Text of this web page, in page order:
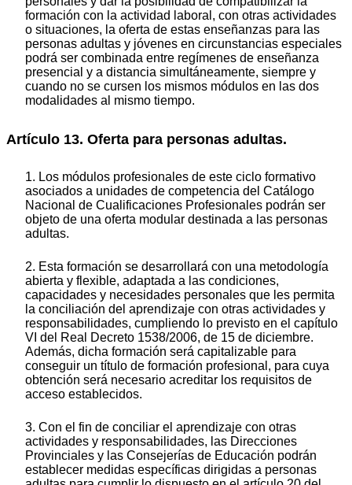
formación con la actividad laboral, con otras actividades
o situaciones, la oferta de estas enseñanzas para las
personas adultas y jóvenes en circunstancias especiales
podrá ser combinada entre regímenes de enseñanza
presencial y a distancia simultáneamente, siempre y
cuando no se cursen los mismos módulos en las dos
modalidades al mismo tiempo.
Artículo 13. Oferta para personas adultas.
1. Los módulos profesionales de este ciclo formativo
asociados a unidades de competencia del Catálogo
Nacional de Cualificaciones Profesionales podrán ser
objeto de una oferta modular destinada a las personas
adultas.
2. Esta formación se desarrollará con una metodología
abierta y flexible, adaptada a las condiciones,
capacidades y necesidades personales que les permita
la conciliación del aprendizaje con otras actividades y
responsabilidades, cumpliendo lo previsto en el capítulo
VI del Real Decreto 1538/2006, de 15 de diciembre.
Además, dicha formación será capitalizable para
conseguir un título de formación profesional, para cuya
obtención será necesario acreditar los requisitos de
acceso establecidos.
3. Con el fin de conciliar el aprendizaje con otras
actividades y responsabilidades, las Direcciones
Provinciales y las Consejerías de Educación podrán
establecer medidas específicas dirigidas a personas